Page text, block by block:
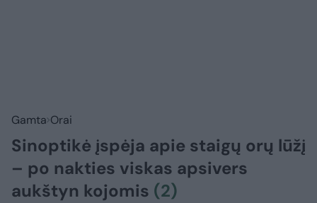
Gamta Orai
Sinoptikė įspėja apie staigų orų lūžį
– po nakties viskas apsivers
aukštyn kojomis (2)